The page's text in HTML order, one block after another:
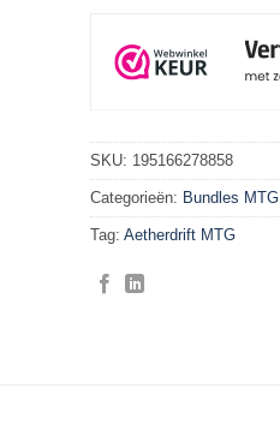
SKU: 195166278858
Categorieën: Bundles MTG
Tag: Aetherdrift MTG